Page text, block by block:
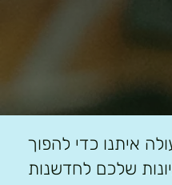
איתנו כדי להפוך
שלכם לחדשנות